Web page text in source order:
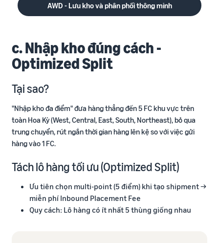
AWD - Lưu kho và phân phối thông minh
c. Nhập kho đúng cách -
Optimized Split
Tại sao?
"Nhập kho đa điểm" đưa hàng thẳng đến 5 FC khu vực trên
toàn Hoa Kỳ (West, Central, East, South, Northeast), bỏ qua
trung chuyển, rút ngắn thời gian hàng lên kệ so với việc gửi
hàng vào 1 FC.
Tách lô hàng tối ưu (Optimized Split)
Ưu tiên chọn multi-point (5 điểm) khi tạo shipment →
miễn phí Inbound Placement Fee
Quy cách: Lô hàng có ít nhất 5 thùng giống nhau